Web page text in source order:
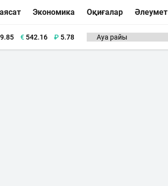
Экономика Оқиғалар Әлеумет
€542.16 ₽ 5.78